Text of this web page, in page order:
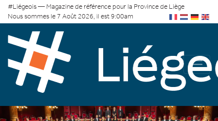
#Liégeois — Magazine de référence pour la Province de Liège
Nous sommes le 7 Août 2026, il est 9:00am